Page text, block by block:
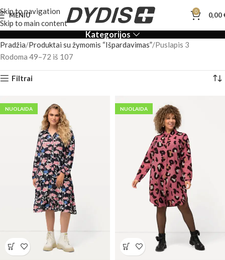
Skip to navigation
Skip to main content
MENIU 0 0,00
Kategorijos
Pradžia Produktai su žymomis “Išpardavimas” Puslapis 3
Rodoma 49–72 iš 107
Filtrai
NUOLAIDA NUOLAIDA